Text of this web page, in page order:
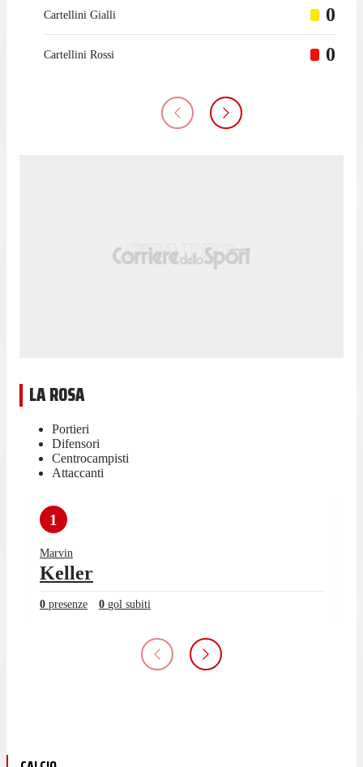
Cartellini Gialli 0
Cartellini Rossi 0
LA ROSA
Portieri
Difensori
Centrocampisti
Attaccanti
1
Marvin
Keller
0 presenze 0 gol subiti